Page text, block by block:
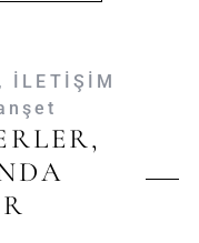
, İLETİŞİM